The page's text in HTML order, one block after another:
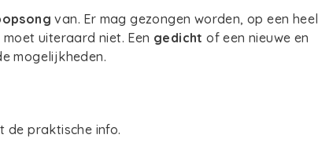
van. Er mag gezongen worden, op een heel
uiteraard niet. Een gedicht of een nieuwe en
mogelijkheden.
de praktische info.